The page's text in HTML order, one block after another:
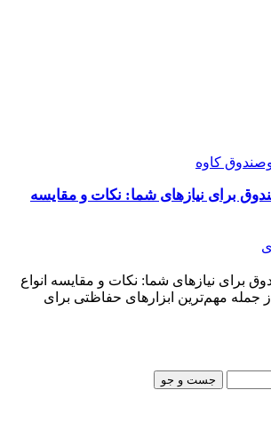
کاوه
برای نیازهای شما: نکات و مقایسه
برای نیازهای شما: نکات و مقایسه انواع
جمله مهم‌ترین ابزارهای حفاظتی برای
جست و جو